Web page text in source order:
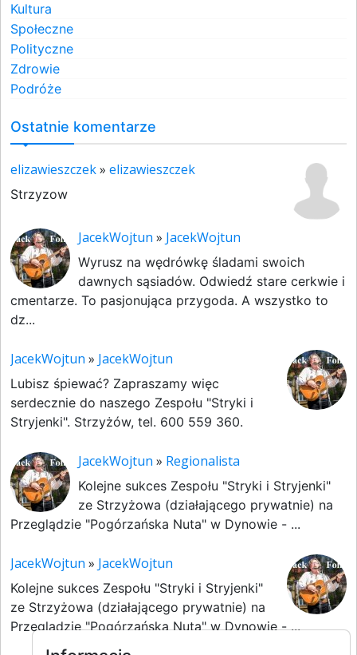
Kultura
Społeczne
Polityczne
Zdrowie
Podróże
Ostatnie komentarze
elizawieszczek» elizawieszczek
Strzyzow
JacekWojtun » JacekWojtun
Wyrusz na wędrówkę śladami swoich
dawnych sąsiadów. Odwiedź stare cerkwie i
cmentarze. To pasjonująca przygoda. A wszystko to
dz...
JacekWojtun » JacekWojtun
Lubisz śpiewać? Zapraszamy więc
serdecznie do naszego Zespołu "Stryki i
Stryjenki". Strzyżów, tel. 600 559 360.
JacekWojtun » Regionalista
Kolejne sukces Zespołu "Stryki i Stryjenki"
ze Strzyżowa (działającego prywatnie) na
Przeglądzie "Pogórzańska Nuta" w Dynowie - ...
JacekWojtun » JacekWojtun
Kolejne sukces Zespołu "Stryki i Stryjenki"
ze Strzyżowa (działającego prywatnie) na
Przeglądzie "Pogórzańska Nuta" w Dynowie - ...